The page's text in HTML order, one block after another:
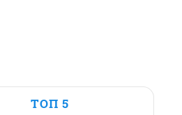
ТОП 5